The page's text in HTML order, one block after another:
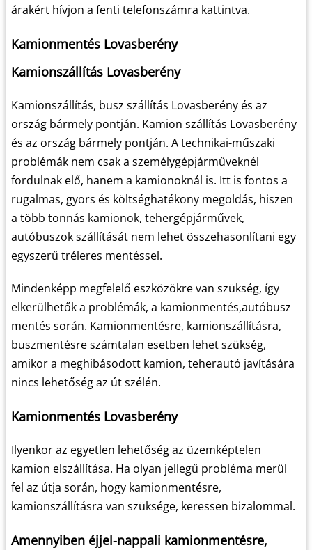
árakért hívjon a fenti telefonszámra kattintva.
Kamionmentés Lovasberény
Kamionszállítás Lovasberény
Kamionszállítás, busz szállítás Lovasberény és az
ország bármely pontján. Kamion szállítás Lovasberény
és az ország bármely pontján. A technikai-műszaki
problémák nem csak a személygépjárműveknél
fordulnak elő, hanem a kamionoknál is. Itt is fontos a
rugalmas, gyors és költséghatékony megoldás, hiszen
a több tonnás kamionok, tehergépjárművek,
autóbuszok szállítását nem lehet összehasonlítani egy
egyszerű tréleres mentéssel.
Mindenképp megfelelő eszközökre van szükség, így
elkerülhetők a problémák, a kamionmentés,autóbusz
mentés során. Kamionmentésre, kamionszállításra,
buszmentésre számtalan esetben lehet szükség,
amikor a meghibásodott kamion, teherautó javítására
nincs lehetőség az út szélén.
Kamionmentés Lovasberény
Ilyenkor az egyetlen lehetőség az üzemképtelen
kamion elszállítása. Ha olyan jellegű probléma merül
fel az útja során, hogy kamionmentésre,
kamionszállításra van szüksége, keressen bizalommal.
Amennyiben éjjel-nappali kamionmentésre,